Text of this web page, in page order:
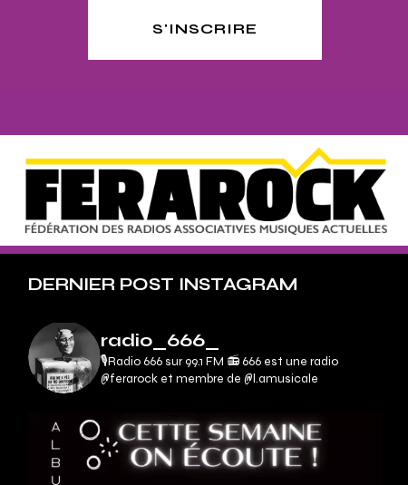
S'INSCRIRE
DERNIER POST INSTAGRAM
radio_666_
🎙Radio 666 sur 99.1 FM 📻666 est une radio
@ferarock et membre de @l.amusicale